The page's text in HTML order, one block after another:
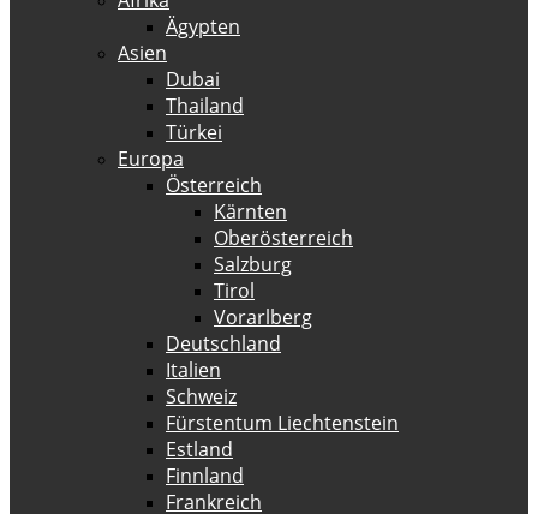
Ägypten
Asien
Dubai
Thailand
Türkei
Europa
Österreich
Kärnten
Oberösterreich
Salzburg
Tirol
Vorarlberg
Deutschland
Italien
Schweiz
Fürstentum Liechtenstein
Estland
Finnland
Frankreich